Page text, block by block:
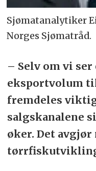
Sjømatanalytiker
Norges Sjømatråd.
– Selv om vi
eksportvolum
fremdeles
salgskanalene
øker. Detavgjør